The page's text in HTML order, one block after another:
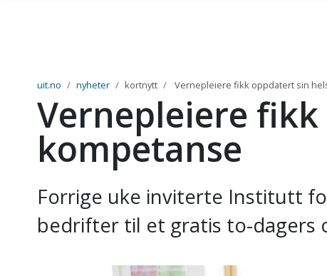
Gå til hovedinnhold
uit.no nyheter kortnytt Vernepleiere fikk oppdatert sin
Vernepleiere
kompetanse
Forrige uke inviterte Institutt
bedrifter til et gratis to-dagers